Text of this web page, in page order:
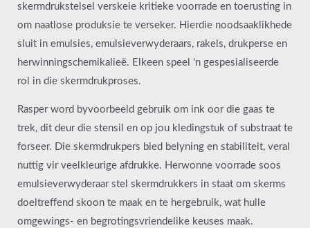
skermdrukstelsel verskeie kritieke voorrade en toerusting in
om naatlose produksie te verseker. Hierdie noodsaaklikhede
sluit in emulsies, emulsieverwyderaars, rakels, drukperse en
herwinningschemikalieë. Elkeen speel 'n gespesialiseerde
rol in die skermdrukproses.
Rasper word byvoorbeeld gebruik om ink oor die gaas te
trek, dit deur die stensil en op jou kledingstuk of substraat te
forseer. Die skermdrukpers bied belyning en stabiliteit, veral
nuttig vir veelkleurige afdrukke. Herwonne voorrade soos
emulsieverwyderaar stel skermdrukkers in staat om skerms
doeltreffend skoon te maak en te hergebruik, wat hulle
omgewings- en begrotingsvriendelike keuses maak.